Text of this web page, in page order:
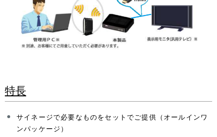
特長
サイネージで必要なものをセットでご提供（オールインワ
ンパッケージ）